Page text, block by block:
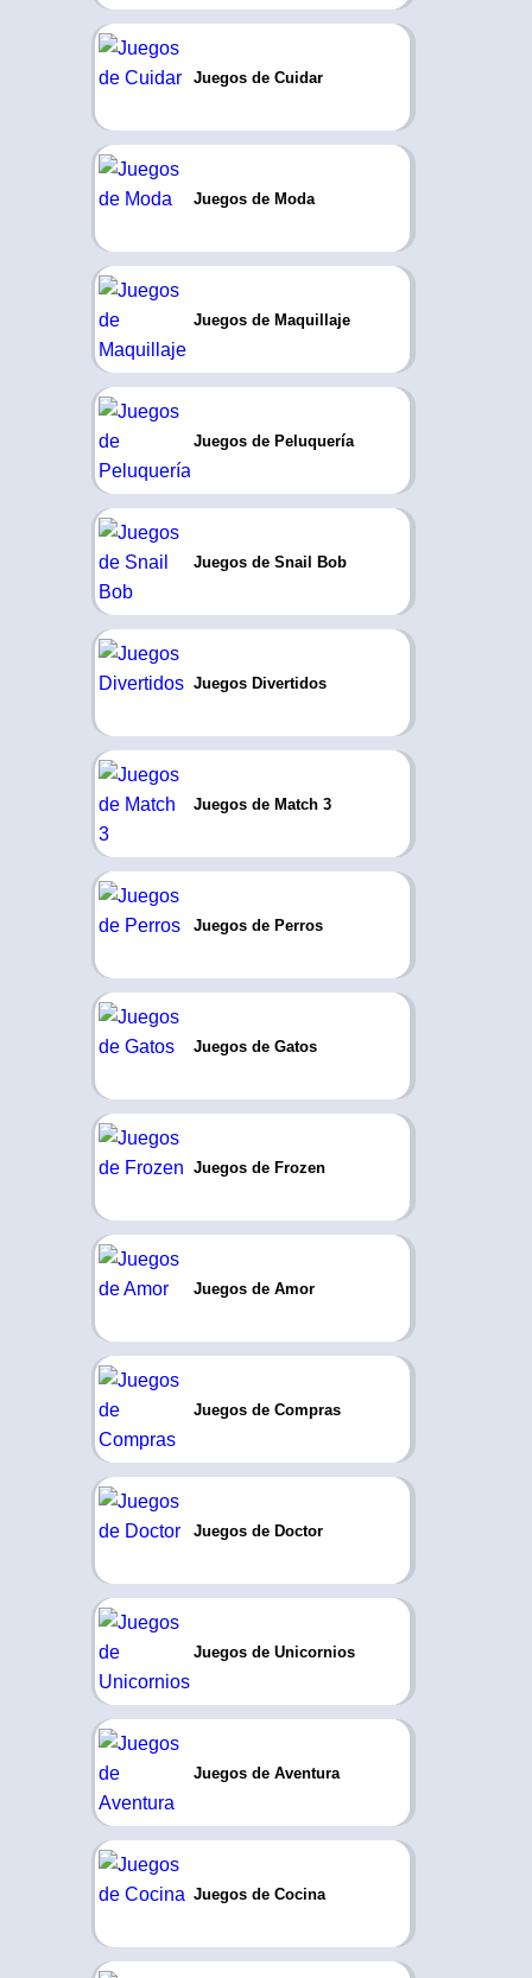
Juegos de Cuidar
Juegos de Moda
Juegos de Maquillaje
Juegos de Peluquería
Juegos de Snail Bob
Juegos Divertidos
Juegos de Match 3
Juegos de Perros
Juegos de Gatos
Juegos de Frozen
Juegos de Amor
Juegos de Compras
Juegos de Doctor
Juegos de Unicornios
Juegos de Aventura
Juegos de Cocina